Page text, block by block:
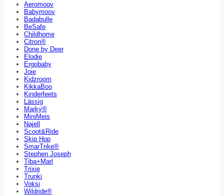
Aeromoov
Babymoov
Badabulle
BeSafe
Childhome
Citron®
Done by Deer
Elodie
Ergobaby
Joie
Kidzroom
KikkaBoo
Kinderfeets
Lässig
Marky®
MiniMeis
Najell
Scoot&Ride
Skip Hop
SmarTrike®
Stephen Joseph
Tiba+Marl
Trixie
Trunki
Voksi
Wildride®